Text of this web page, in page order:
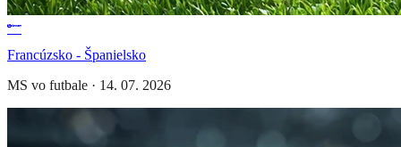
Francúzsko - Španielsko
MS vo futbale · 14. 07. 2026